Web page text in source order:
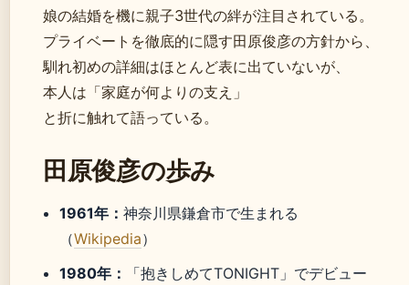
娘の結婚を機に親子3世代の絆が注目されている。
プライベートを徹底的に隠す田原俊彦の方針から、
馴れ初めの詳細はほとんど表に出ていないが、
本人は「家庭が何よりの支え」
と折に触れて語っている。
田原俊彦の歩み
1961年：神奈川県鎌倉市で生まれる
（Wikipedia）
1980年：
「抱きしめてTONIGHT」でデビュー